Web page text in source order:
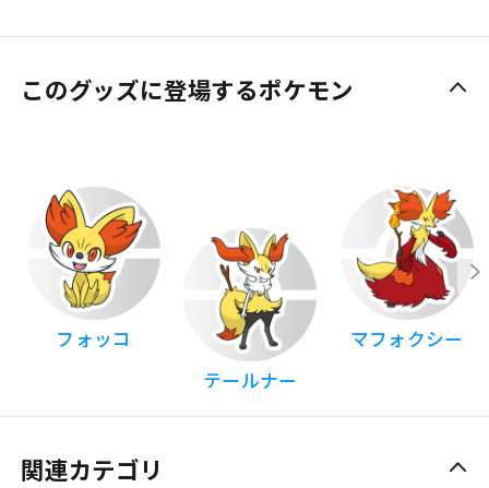
このグッズに登場するポケモン
フォッコ
テールナー
マフォクシー
関連カテゴリ